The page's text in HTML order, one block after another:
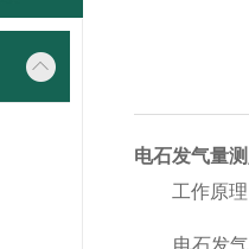
电石发气量
工作原理
电石发气量